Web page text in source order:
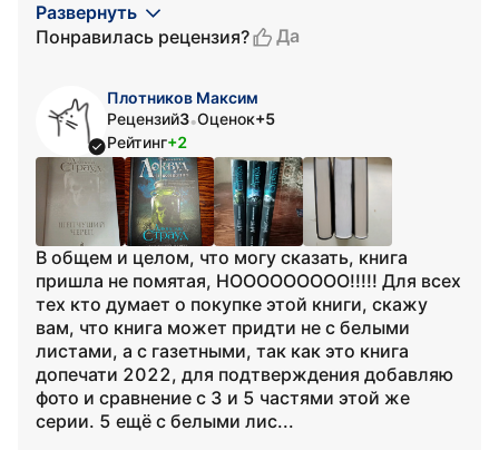
Развернуть
Понравилась рецензия?
Да
Плотников Максим
Рецензий3•Оценок+5
Рейтинг+2
В общем и целом, что могу сказать, книга
пришла не помятая, НООООООООО!!!!! Для всех
тех кто думает о покупке этой книги, скажу
вам, что книга может придти не с белыми
листами, а с газетными, так как это книга
допечати 2022, для подтверждения добавляю
фото и сравнение с 3 и 5 частями этой же
серии. 5 ещё с белыми лис...